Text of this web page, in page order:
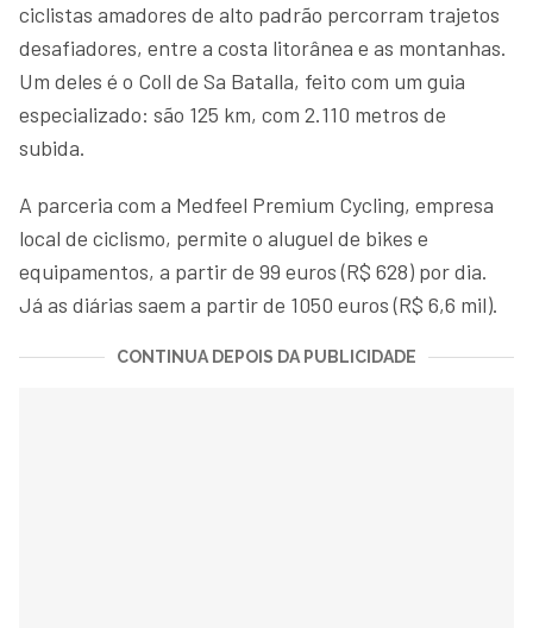
ciclistas amadores de alto padrão percorram trajetos
desafiadores, entre a costa litorânea e as montanhas.
Um deles é o Coll de Sa Batalla, feito com um guia
especializado: são 125 km, com 2.110 metros de
subida.
A parceria com a Medfeel Premium Cycling, empresa
local de ciclismo, permite o aluguel de bikes e
equipamentos, a partir de 99 euros (R$ 628) por dia.
Já as diárias saem a partir de 1050 euros (R$ 6,6 mil).
CONTINUA DEPOIS DA PUBLICIDADE